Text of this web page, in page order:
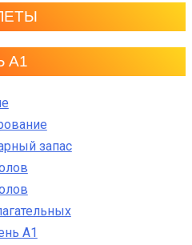
А1
запас
A1